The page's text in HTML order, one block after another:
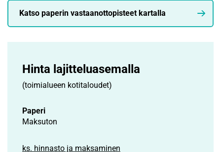
Katso paperin vastaanottopisteet kartalla
Hinta lajittelu­asemalla
(toimialueen kotitaloudet)
Paperi
Maksuton
ks. hinnasto ja maksaminen